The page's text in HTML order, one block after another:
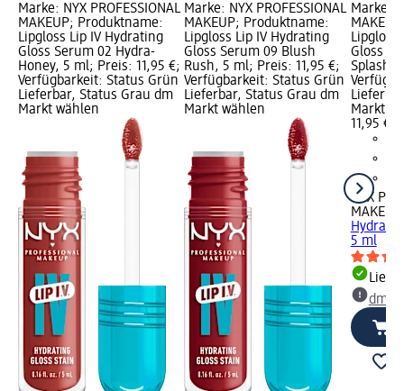
Marke: NYX PROFESSIONAL
MAKEUP; Produktname:
Lipgloss Lip IV Hydrating
Gloss Serum 02 Hydra-
Honey, 5 ml; Preis: 11,95 €;
Verfügbarkeit: Status Grün
Lieferbar, Status Grau dm
Markt wählen
Marke: NYX PROFESSIONAL
MAKEUP; Produktname:
Lipgloss Lip IV Hydrating
Gloss Serum 09 Blush
Rush, 5 ml; Preis: 11,95 €;
Verfügbarkeit: Status Grün
Lieferbar, Status Grau dm
Markt wählen
Marke:
Lipgloss
Gloss
Splash,
Markt
11,95 €
NYX
MAKEUP
5 ml
dm